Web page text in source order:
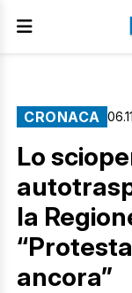
CRONACA
Lo
la
ancora”